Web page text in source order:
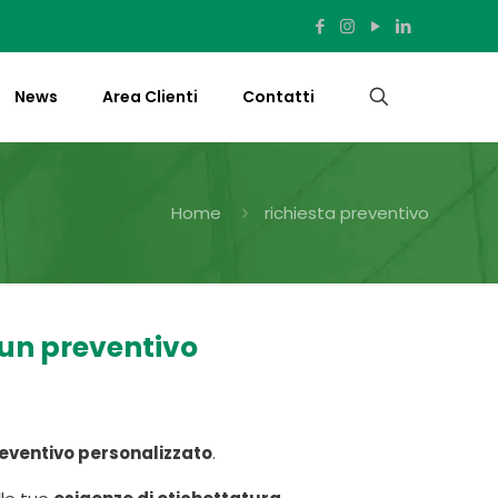
News Area Clienti Contatti
Home richiesta preventivo
preventivo
personalizzato.